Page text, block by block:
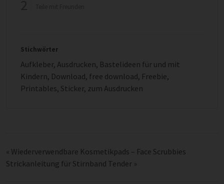
Stichwörter
Aufkleber, Ausdrucken, Bastelideen für und mit
Kindern, Download, free download, Freebie,
Printables, Sticker, zum Ausdrucken
« Wiederverwendbare Kosmetikpads – Face Scrubbies
Strickanleitung für Stirnband Tender »